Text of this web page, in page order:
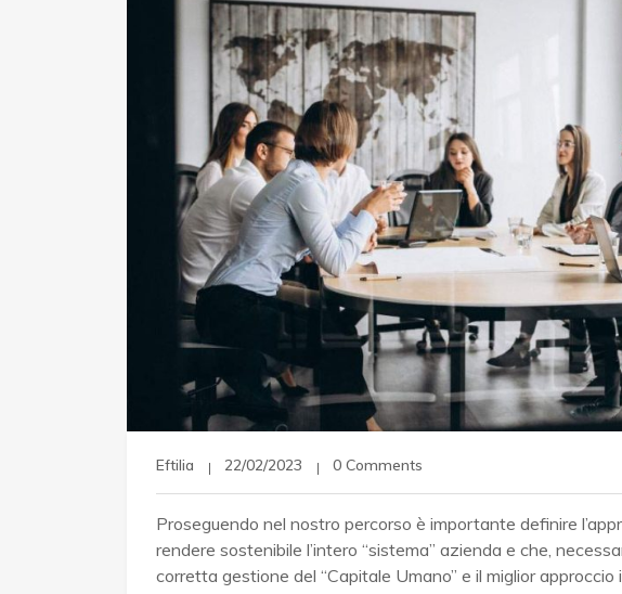
Eftilia 22/02/2023 0 Comments
Proseguendo nel nostro percorso è importante definire
rendere sostenibile l’intero “sistema” azienda e che,
corretta gestione del “Capitale Umano” e il miglior